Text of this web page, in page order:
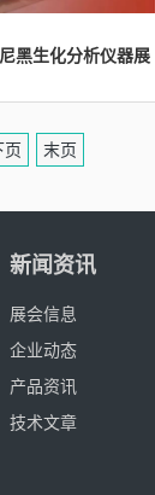
黑生化分析仪器展
页 末页
新闻资讯
展会信息
企业动态
产品资讯
技术文章